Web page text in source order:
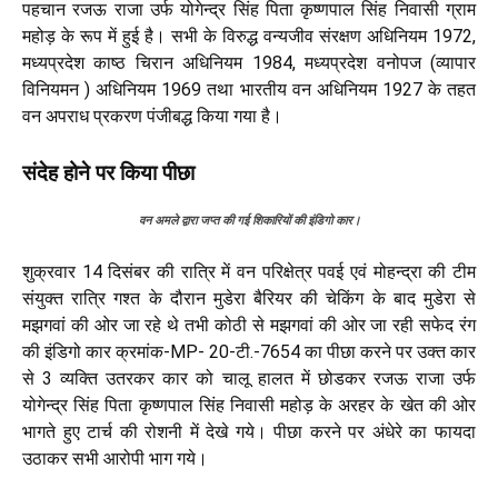
पहचान रजऊ राजा उर्फ योगेन्द्र सिंह पिता कृष्णपाल सिंह निवासी ग्राम
महोड़ के रूप में हुई है। सभी के विरुद्ध वन्यजीव संरक्षण अधिनियम 1972,
मध्यप्रदेश काष्ठ चिरान अधिनियम 1984, मध्यप्रदेश वनोपज (व्यापार
विनियमन ) अधिनियम 1969 तथा भारतीय वन अधिनियम 1927 के तहत
वन अपराध प्रकरण पंजीबद्ध किया गया है।
संदेह होने पर किया पीछा
वन अमले द्वारा जप्त की गई शिकारियों की इंडिगो कार।
शुक्रवार 14 दिसंबर की रात्रि में वन परिक्षेत्र पवई एवं मोहन्द्रा की टीम
संयुक्त रात्रि गश्त के दौरान मुडेरा बैरियर की चेकिंग के बाद मुडेरा से
मझगवां की ओर जा रहे थे तभी कोठी से मझगवां की ओर जा रही सफेद रंग
की इंडिगो कार क्रमांक-MP- 20-टी.-7654 का पीछा करने पर उक्त कार
से 3 व्यक्ति उतरकर कार को चालू हालत में छोडकर रजऊ राजा उर्फ
योगेन्द्र सिंह पिता कृष्णपाल सिंह निवासी महोड़ के अरहर के खेत की ओर
भागते हुए टार्च की रोशनी में देखे गये। पीछा करने पर अंधेरे का फायदा
उठाकर सभी आरोपी भाग गये।